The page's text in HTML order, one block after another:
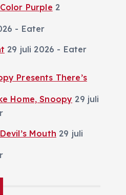
Purple 2
- Eater
29 juli 2026 - Eater
Presents There’s
Home, Snoopy 29 juli
Mouth 29 juli